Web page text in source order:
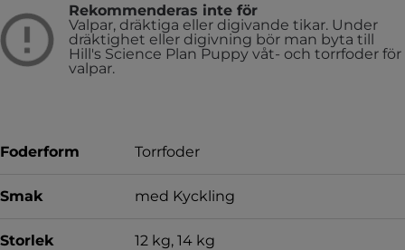
Rekommenderas inte för
Valpar, dräktiga eller digivande tikar. Under
dräktighet eller digivning bör man byta till
Hill's Science Plan Puppy våt- och torrfoder för
valpar.
Foderform Torrfoder
Smak med Kyckling
Storlek 12 kg, 14 kg